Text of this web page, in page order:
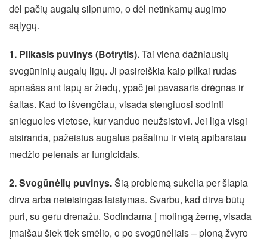
dėl pačių augalų silpnumo, o dėl netinkamų augimo
sąlygų.
1. Pilkasis puvinys (Botrytis).Tai viena dažniausių
svogūninių augalų ligų. Ji pasireiškia kaip pilkai rudas
apnašas ant lapų ar žiedų, ypač jei pavasaris drėgnas ir
šaltas. Kad to išvengčiau, visada stengiuosi sodinti
snieguoles vietose, kur vanduo neužsistovi. Jei liga visgi
atsiranda, pažeistus augalus pašalinu ir vietą apibarstau
medžio pelenais ar fungicidais.
2. Svogūnėlių puvinys.Šią problemą sukelia per šlapia
dirva arba neteisingas laistymas. Svarbu, kad dirva būtų
puri, su geru drenažu. Sodindama į molingą žemę, visada
įmaišau šiek tiek smėlio, o po svogūnėliais – ploną žvyro